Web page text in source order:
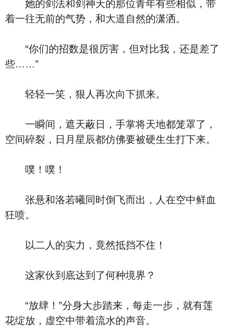
她的剑法和剑神天的那位青年有些相似，带
着一往无前的气势，和大道自然的潇洒。
“你们的招数是很厉害，但对比我，还是差了
些……”
轻轻一笑，狠人再次向下抓来。
一瞬间，遮天蔽日，手掌将天地都笼罩了，
空间碎裂，日月星辰都仿佛要被硬生生打下来。
噗！噗！
张悬和洛若曦同时倒飞而出，人在空中鲜血
狂喷。
以二人的实力，竟然抵挡不住！
这家伙到底达到了何种境界？
“放肆！”分身大步踏来，每走一步，就有莲
花绽放，虚空中带着流水的声音。